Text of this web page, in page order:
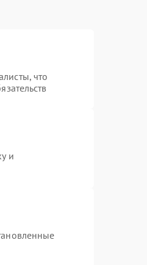
что
и